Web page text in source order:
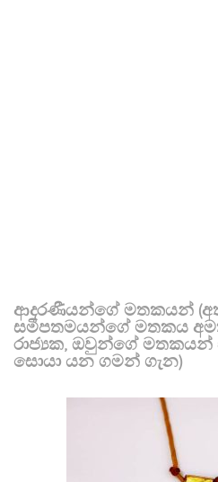
ආදරණීයන්ගේ මතකයන්
සමීපතමයන්ගේ මතකය
රාජ්‍යක, ඔවුන්ගේ
සොයා යන ගමන් ගැන)